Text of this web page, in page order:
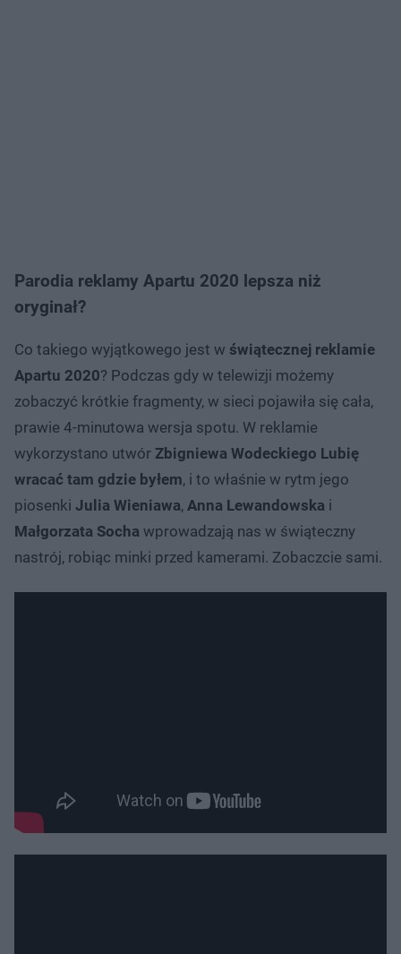
Parodia reklamy Apartu 2020 lepsza niż
oryginał?
Co takiego wyjątkowego jest w świątecznej reklamie
Apartu 2020? Podczas gdy w telewizji możemy
zobaczyć krótkie fragmenty, w sieci pojawiła się cała,
prawie 4-minutowa wersja spotu. W reklamie
wykorzystano utwór Zbigniewa Wodeckiego Lubię
wracać tam gdzie byłem, i to właśnie w rytm jego
piosenki Julia Wieniawa, Anna Lewandowska i
Małgorzata Socha wprowadzają nas w świąteczny
nastrój, robiąc minki przed kamerami. Zobaczcie sami.